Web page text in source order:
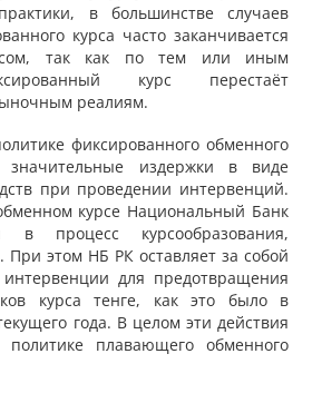
в большинстве случаев
курса часто заканчивается
так как по тем или иным
курс перестаёт
реалиям.
фиксированного обменного
значительные издержки в виде
при проведении интервенций.
курсе Национальный Банк
в процесс курсообразования,
При этом НБ РК оставляет за собой
для предотвращения
курса тенге, как это было в
года. В целом эти действия
политике плавающего обменного